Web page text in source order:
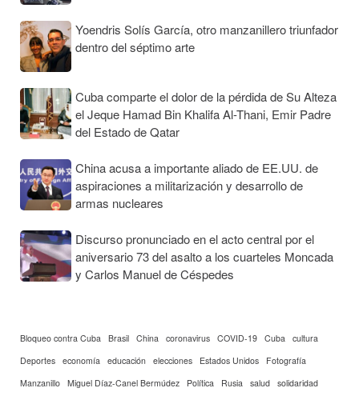
Yoendris Solís García, otro manzanillero triunfador
dentro del séptimo arte
Cuba comparte el dolor de la pérdida de Su Alteza
el Jeque Hamad Bin Khalifa Al-Thani, Emir Padre
del Estado de Qatar
China acusa a importante aliado de EE.UU. de
aspiraciones a militarización y desarrollo de
armas nucleares
Discurso pronunciado en el acto central por el
aniversario 73 del asalto a los cuarteles Moncada
y Carlos Manuel de Céspedes
Bloqueo contra Cuba Brasil China coronavirus COVID-19 Cuba cultura
Deportes economía educación elecciones Estados Unidos
Fotografía
Manzanillo Miguel Díaz-Canel Bermúdez Política Rusia salud solidaridad